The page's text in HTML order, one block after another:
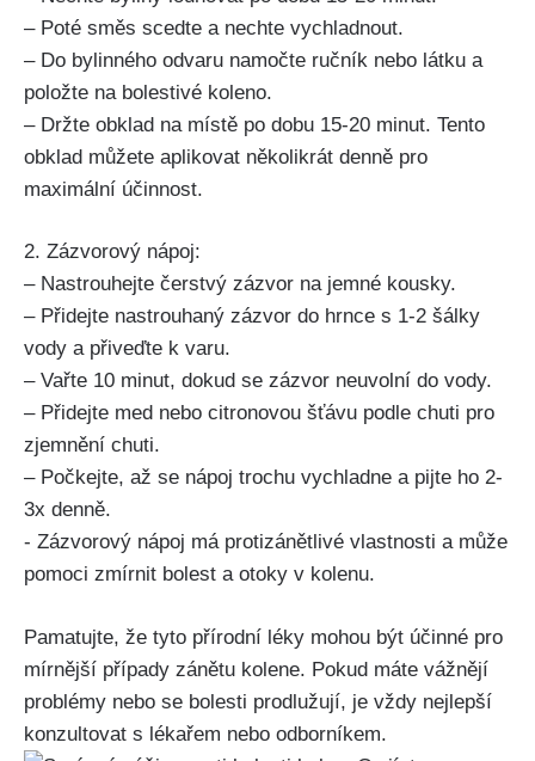
– ‍Poté směs scedte⁢ a nechte vychladnout.
– Do bylinného odvaru‍ namočte ručník nebo látku a
položte na bolestivé koleno.
– ​Držte obklad na místě po dobu 15-20 minut. Tento
obklad můžete aplikovat několikrát denně​ pro
maximální účinnost.
2. Zázvorový nápoj:
– Nastrouhejte čerstvý zázvor‍ na jemné kousky.
– ⁤Přidejte nastrouhaný zázvor do hrnce s 1-2 šálky
vody a ‌přiveďte k varu.
– Vařte 10 minut, dokud se zázvor neuvolní ⁢do vody.
– Přidejte med nebo citronovou ⁣šťávu podle chuti pro
zjemnění‌ chuti.
– Počkejte, až se nápoj trochu vychladne⁢ a pijte ho‍ 2-
3x denně.
-⁢ Zázvorový nápoj má​ protizánětlivé ‌vlastnosti a⁣ může
pomoci zmírnit ​bolest a otoky v kolenu.
Pamatujte, ‍že​ tyto přírodní léky mohou ⁤být účinné pro
mírnější případy zánětu kolene. Pokud máte vážnějí
problémy nebo se bolesti prodlužují, je‍ vždy nejlepší
konzultovat ⁣s lékařem nebo odborníkem.